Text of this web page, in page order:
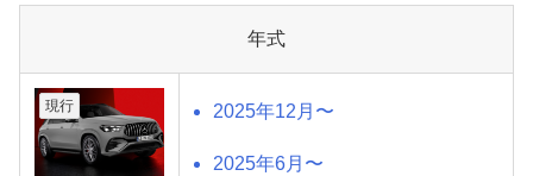
年式
現行 2025年12月〜
2025年6月〜